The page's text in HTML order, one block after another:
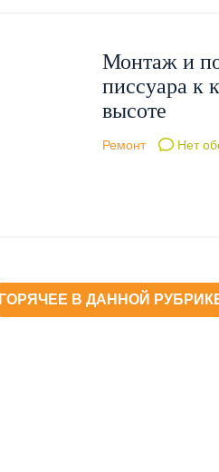
Монтаж и
писсуара к
высоте
Ремонт Нет
ГОРЯЧЕЕ В ДАННОЙ